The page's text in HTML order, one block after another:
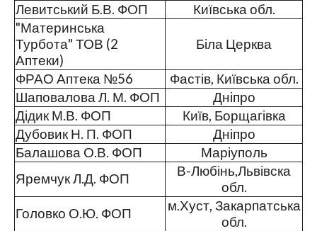
Левитський Б.В. ФОП
Київська обл.
"Материнська
Турбота" ТОВ (2
Аптеки)
Біла Церква
ФРАО Аптека №56
Фастів, Київська обл.
Шаповалова Л. М. ФОП
Дніпро
Дідик М.В. ФОП
Київ, Борщагівка
Дубовик Н. П. ФОП
Дніпро
Балашова О.В. ФОП
Маріуполь
Яремчук Л.Д. ФОП
В-Любінь,Львівска
обл.
Головко О.Ю. ФОП
м.Хуст, Закарпатська
обл.